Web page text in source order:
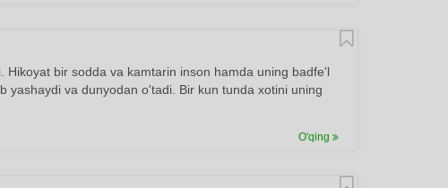
bir sodda va kamtarin inson hamda uning badfe'l
yashaydi va dunyodan o'tadi. Bir kun tunda xotini uning
O'qing